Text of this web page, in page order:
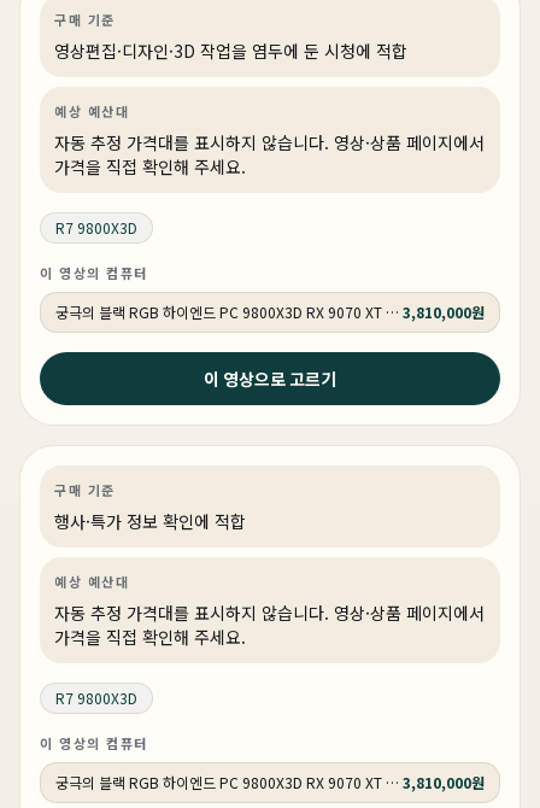
영상편집·디자인
구매 기준
영상편집·디자인·3D 작업을 염두에 둔 시청에 적합
예상 예산대
자동 추정 가격대를 표시하지 않습니다. 영상·상품 페이지에서
가격을 직접 확인해 주세요.
R7 9800X3D
이 영상의 컴퓨터
궁극의 블랙 RGB 하이엔드 PC 9800X3D RX 9070 XT HY271 3,810,000원
이 영상으로 고르기
2026년 5월 12일
붉은사막 QHD 풀옵션 완벽검증 ! 절대 버벅임 없는 최상
의 견적 ! 최신게임은 이게 정답입니다.
구매 기준
행사·특가 정보 확인에 적합
예상 예산대
자동 추정 가격대를 표시하지 않습니다. 영상·상품 페이지에서
가격을 직접 확인해 주세요.
R7 9800X3D
이 영상의 컴퓨터
궁극의 블랙 RGB 하이엔드 PC 9800X3D RX 9070 XT HY271 3,810,000원